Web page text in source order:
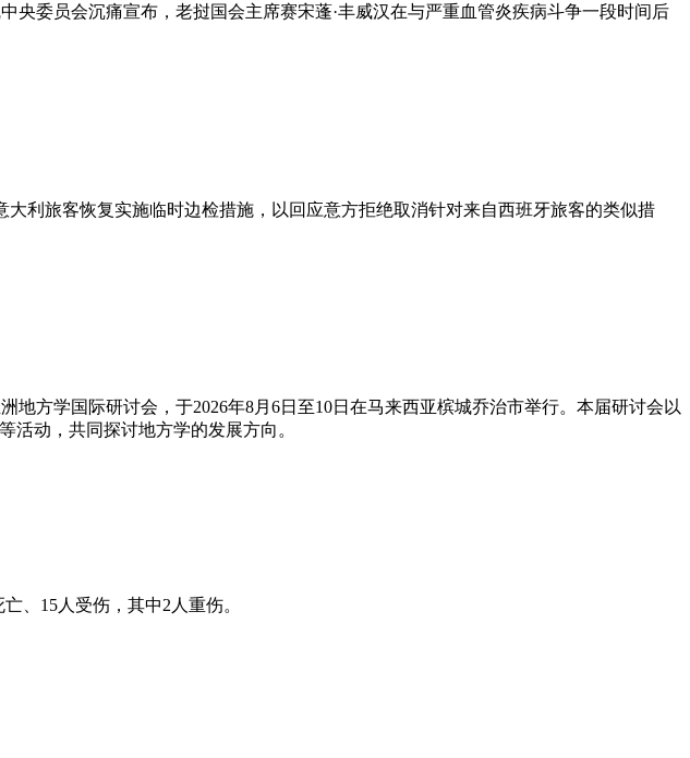
委员会沉痛宣布，老挝国会主席赛宋蓬·丰威汉在与严重血管炎疾病斗争一段时间后
利旅客恢复实施临时边检措施，以回应意方拒绝取消针对来自西班牙旅客的类似措
方学国际研讨会，于2026年8月6日至10日在马来西亚槟城乔治市举行。本届研讨会以
活动，共同探讨地方学的发展方向。
、15人受伤，其中2人重伤。